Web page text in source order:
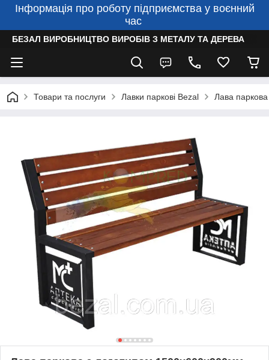
Інформація про роботу підприємства у воєнний
час
БЕЗАЛ ВИРОБНИЦТВО ВИРОБІВ З МЕТАЛУ ТА ДЕРЕВА
Товари та послуги Лавки паркові Bezal Лава